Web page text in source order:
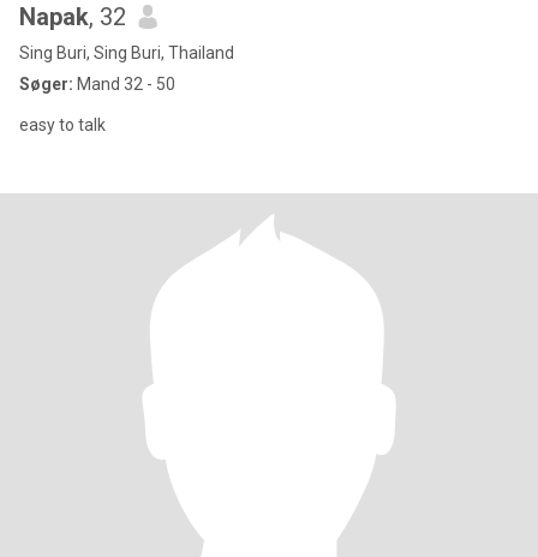
Napak, 32
Sing Buri, Sing Buri, Thailand
Søger: Mand 32 - 50
easy to talk